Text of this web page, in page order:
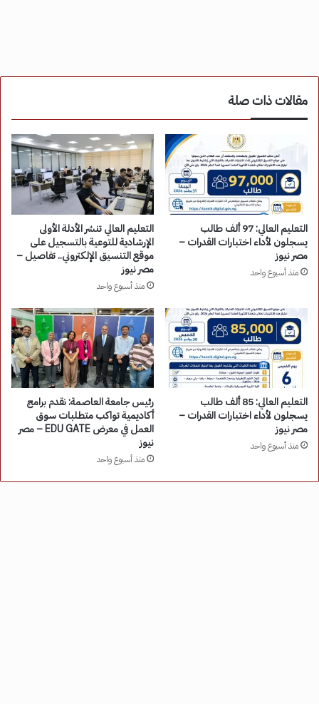
مقالات ذات صلة
التعليم العالي: 97 ألف طالب
يسجلون لأداء اختبارات القدرات –
مصر نيوز
منذ أسبوع واحد
التعليم العالي تنشر الأدلة الأولى
الإرشادية للتوعية بالتسجيل على
موقع التنسيق الإلكتروني.. تفاصيل –
مصر نيوز
منذ أسبوع واحد
التعليم العالي: 85 ألف طالب
يسجلون لأداء اختبارات القدرات –
مصر نيوز
منذ أسبوع واحد
رئيس جامعة العاصمة: نقدم برامج
أكاديمية تواكب متطلبات سوق
العمل في معرض EDU GATE – مصر
نيوز
منذ أسبوع واحد